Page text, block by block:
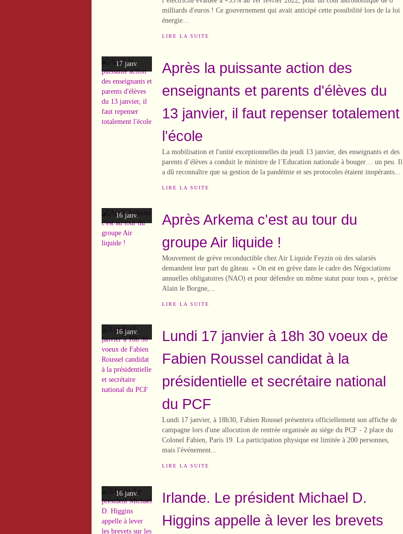
milliards d'euros ! Ce gouvernement qui avait anticipé cette possibilité lors de la loi
énergie...
LIRE LA SUITE
17 janv.
Après la puissante action des
enseignants et parents d'élèves du
13 janvier, il faut repenser totalement
l'école
La mobilisation et l'unité exceptionnelles du jeudi 13 janvier, des enseignants et des
parents d’élèves a conduit le ministre de l’Education nationale à bouger… un peu. Il
a dû reconnaître que sa gestion de la pandémie et ses protocoles étaient inopérants...
LIRE LA SUITE
16 janv.
Après Arkema c'est au tour du
groupe Air liquide !
Mouvement de grève reconductible chez Air Liquide Feyzin où des salariés
demandent leur part du gâteau. « On est en grève dans le cadre des Négociations
annuelles obligatoires (NAO) et pour défendre un même statut pour tous », précise
Alain le Borgne,...
LIRE LA SUITE
16 janv.
Lundi 17 janvier à 18h 30 voeux de
Fabien Roussel candidat à la
présidentielle et secrétaire national
du PCF
Lundi 17 janvier, à 18h30, Fabien Roussel présentera officiellement son affiche de
campagne lors d'une allocution de rentrée organisée au siège du PCF - 2 place du
Colonel Fabien, Paris 19. La participation physique est limitée à 200 personnes,
mais l'événement...
LIRE LA SUITE
16 janv.
Irlande. Le président Michael D.
Higgins appelle à lever les brevets